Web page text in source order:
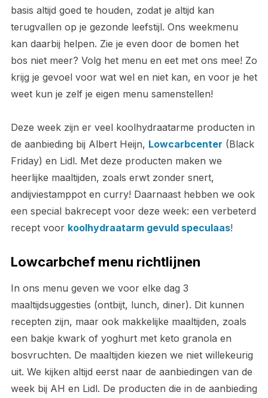
basis altijd goed te houden, zodat je altijd kan
terugvallen op je gezonde leefstijl. Ons weekmenu
kan daarbij helpen. Zie je even door de bomen het
bos niet meer? Volg het menu en eet met ons mee! Zo
krijg je gevoel voor wat wel en niet kan, en voor je het
weet kun je zelf je eigen menu samenstellen!
Deze week zijn er veel koolhydraatarme producten in
de aanbieding bij Albert Heijn, Lowcarbcenter (Black
Friday) en Lidl. Met deze producten maken we
heerlijke maaltijden, zoals erwt zonder snert,
andijviestamppot en curry! Daarnaast hebben we ook
een special bakrecept voor deze week: een verbeterd
recept voor koolhydraatarm gevuld speculaas!
Lowcarbchef menu richtlijnen
In ons menu geven we voor elke dag 3
maaltijdsuggesties (ontbijt, lunch, diner). Dit kunnen
recepten zijn, maar ook makkelijke maaltijden, zoals
een bakje kwark of yoghurt met keto granola en
bosvruchten. De maaltijden kiezen we niet willekeurig
uit. We kijken altijd eerst naar de aanbiedingen van de
week bij AH en Lidl. De producten die in de aanbieding